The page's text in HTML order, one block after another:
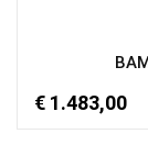
€ 1.483,00